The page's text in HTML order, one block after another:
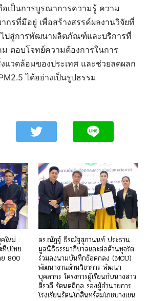
เป็นการบูรณาการความรู้ ความ
กรที่มีอยู่ เพื่อสร้างสรรค์ผลงานวิจัยที่
ปสู่การพัฒนาผลิตภัณฑ์และบริการที่
ตอบโจทย์ความต้องการในการ
แวดล้อมของประเทศ และช่วยลดผลก
ได้อย่างเป็นรูปธรรม
ใหม่ :
ทีปไทย
ย 800
ดร.ณัฏฐ์ ธีรณัฐสุภานนท์ ประธาน
มูลนิธิธรรมาภิบาลและต่อต้านทุจริต
ร่วมลงนามบันทึกข้อตกลง (MOU)
พัฒนางานด้านวิชาการ พัฒนา
บุคลากร โครงการผู้เรียนกับนางสาว
ติรวดี รัตนตถิกุล รองผู้อำนวยการ
โรงเรียนรัตนโกสินทร์สมโภชบางเขน